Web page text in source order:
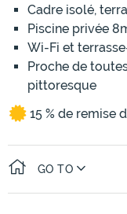
Cadre isolé,
Piscine privée
Wi-Fi et
Proche de
pittoresque
15 % de remise
GO TO